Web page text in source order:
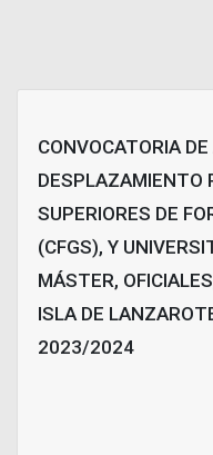
CONVOCATORIA
DESPLAZAMIENTO
SUPERIORES DE
(CFGS), Y
MÁSTER,
ISLA DE
2023/2024